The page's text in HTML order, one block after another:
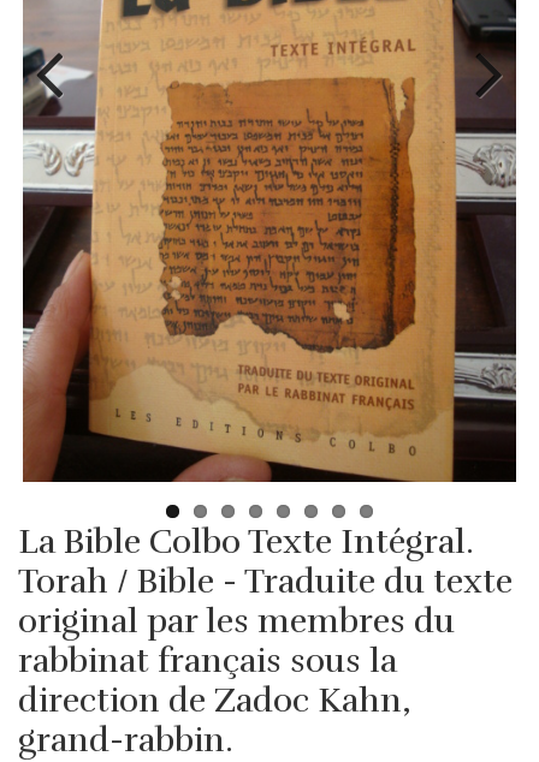
La Bible Colbo Texte Intégral.
Torah / Bible - Traduite du texte
original par les membres du
rabbinat français sous la
direction de Zadoc Kahn,
grand-rabbin.